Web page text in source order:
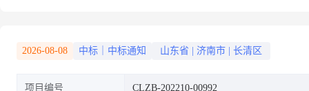
2026-08-08 中标｜中标通知 山东省 济南市 长清区
项目编号 CLZB-202210-00992